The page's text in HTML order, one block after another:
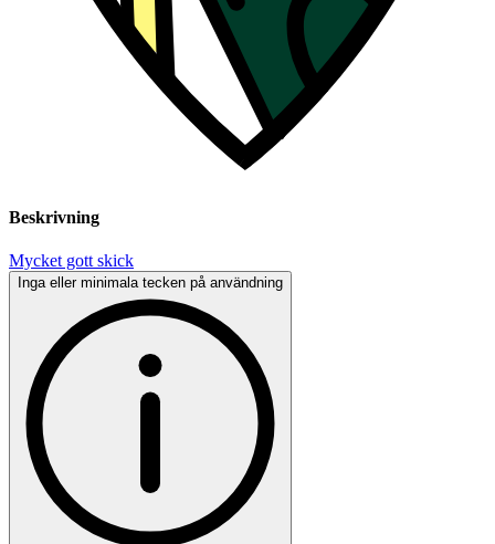
Beskrivning
Mycket gott skick
Inga eller minimala tecken på användning